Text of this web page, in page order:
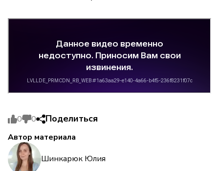
0 0 Поделиться
Автор материала
Шинкарюк Юлия